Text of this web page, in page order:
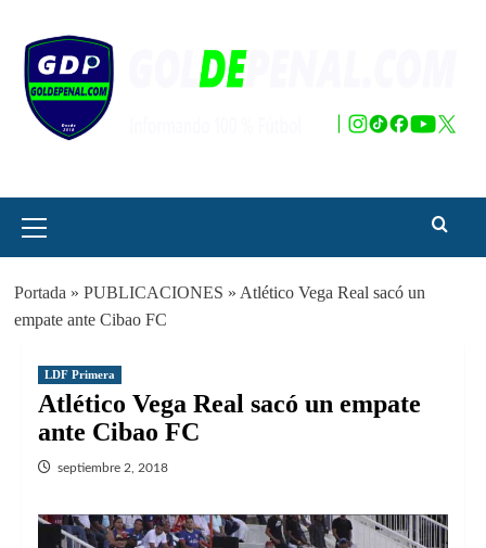
contenido
principal
Portada » PUBLICACIONES » Atlético Vega Real sacó un
empate ante Cibao FC
LDF Primera
Atlético Vega Real sacó un empate
ante Cibao FC
septiembre 2, 2018